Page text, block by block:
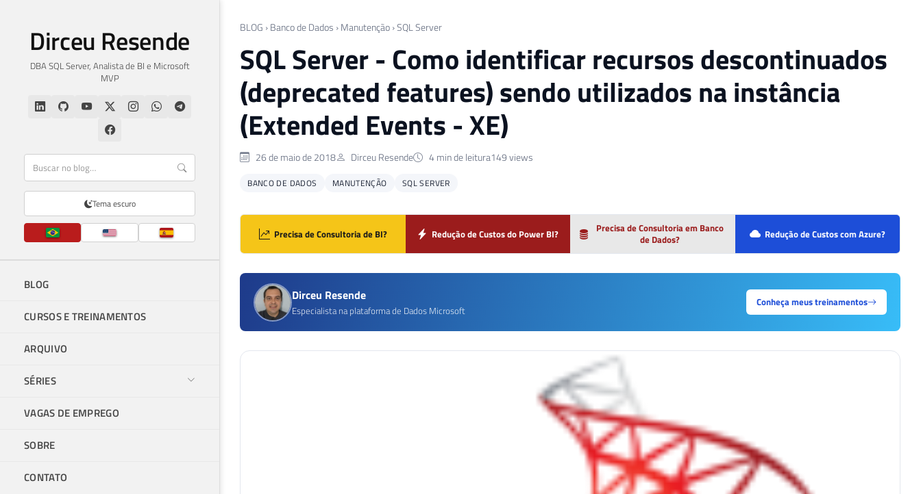
Dirceu Resende
DBA SQL Server, Analista de BI e Microsoft
MVP
Tema escuro
BLOG
CURSOS E TREINAMENTOS
ARQUIVO
SÉRIES
VAGAS DE EMPREGO
SOBRE
CONTATO
BLOG › Banco de Dados › Manutenção ›SQL Server
SQL Server - Como identificar recursos descontinuados
(deprecated features) sendo utilizados na instância
(Extended Events - XE)
26 de maio de 2018 Dirceu Resende 4 min de leitura149 views
BANCO DE DADOS MANUTENÇÃO SQL SERVER
Precisa de Consultoria de BI? Redução de Custos do Power BI?
Precisa de Consultoria em Banco
de Dados?
Redução de Custos com Azure?
Dirceu Resende
Especialista na plataforma de Dados Microsoft
Conheça meus treinamentos